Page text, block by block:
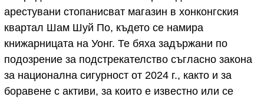
арестувани стопанисват магазин в хонконгския
квартал Шам Шуй По, където се намира
книжарницата на Уонг. Те бяха задържани по
подозрение за подстрекателство съгласно закона
за национална сигурност от 2024 г., както и за
боравене с активи, за които е известно или се